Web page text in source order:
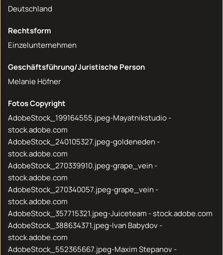
Deutschland
Rechtsform
Einzelunternehmen
Geschäftsführung/Juristische Person
Melanie Höfner
Fotos Copyright
AdobeStock_199164555.jpeg-Mayatnikstudio -
stock.adobe.com
AdobeStock_240105327.jpeg-goldeneden -
stock.adobe.com
AdobeStock_270339910.jpeg-grape_vein -
stock.adobe.com
AdobeStock_270340057.jpeg-grape_vein -
stock.adobe.com
AdobeStock_357715321.jpeg-Juiceteam - stock.adobe.com
AdobeStock_388634371.jpeg-Ivan Babydov -
stock.adobe.com
AdobeStock_552365667.jpeg-Maxim Stepanov -